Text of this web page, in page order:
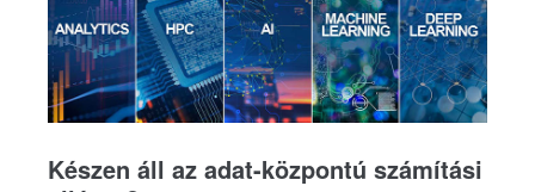
Készen áll az adat-központú számítási